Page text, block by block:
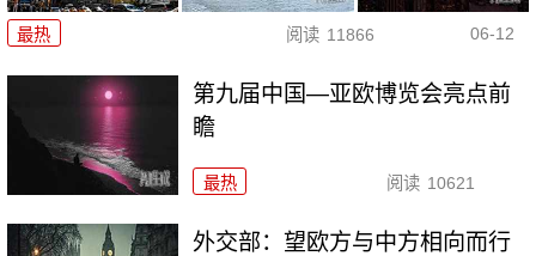
最热 阅读 11866 06-12
第九届中国—亚欧博览会亮点前
瞻
最热 阅读 10621
外交部：望欧方与中方相向而行